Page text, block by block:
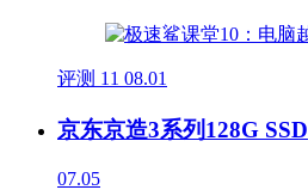
评测 11 08.01
京东京造3系列128G SSD
07.05